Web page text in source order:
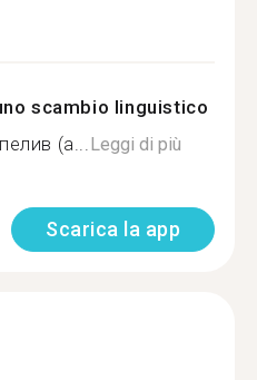
scambio linguistico
(а...Leggi di più
Scarica la app